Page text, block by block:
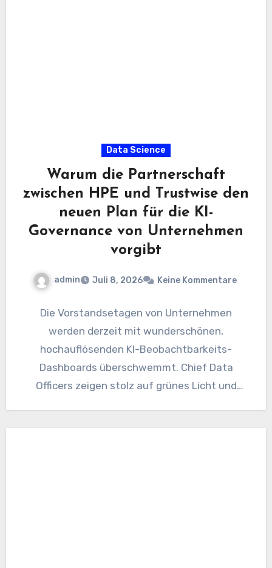
Data Science
Warum die Partnerschaft
zwischen HPE und Trustwise den
neuen Plan für die KI-
Governance von Unternehmen
vorgibt
admin Juli 8, 2026 Keine Kommentare
Die Vorstandsetagen von Unternehmen
werden derzeit mit wunderschönen,
hochauflösenden KI-Beobachtbarkeits-
Dashboards überschwemmt. Chief Data
Officers zeigen stolz auf grünes Licht und